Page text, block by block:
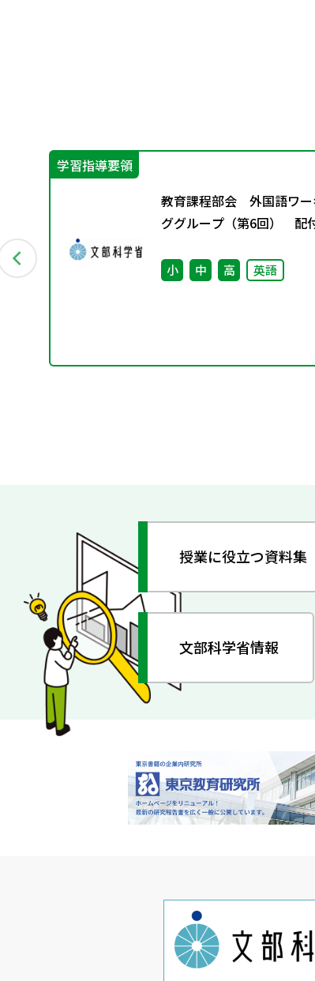
学習指導要領
教育課程部会 外国語ワー
ググループ（第6回） 配
小 中 高 英語
授業に役立つ資料集
文部科学省情報